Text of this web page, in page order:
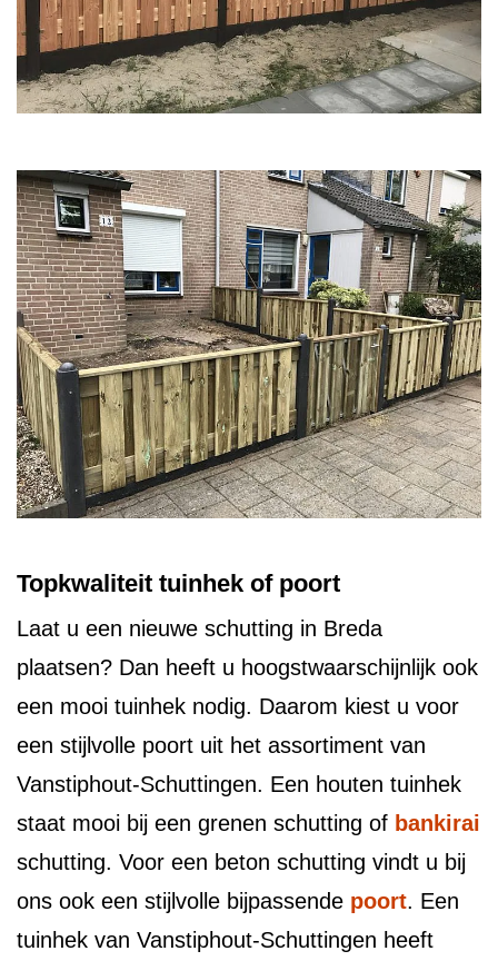
Topkwaliteit tuinhek of poort
Laat u een nieuwe schutting in Breda
plaatsen? Dan heeft u hoogstwaarschijnlijk ook
een mooi tuinhek nodig. Daarom kiest u voor
een stijlvolle poort uit het assortiment van
Vanstiphout-Schuttingen. Een houten tuinhek
staat mooi bij een grenen schutting of bankirai
schutting. Voor een beton schutting vindt u bij
ons ook een stijlvolle bijpassende poort. Een
tuinhek van Vanstiphout-Schuttingen heeft